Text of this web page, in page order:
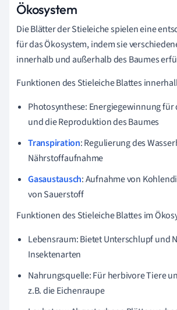
Ökosystem
Die Blätter der Stieleiche spielen eine
für das Ökosystem, indem sie
innerhalb und außerhalb des Baumes
Funktionen des Stieleiche Blattes
Photosynthese: Energiegewinnung für
und die Reproduktion des Baumes
Transpiration: Regulierung des
Nährstoffaufnahme
Gasaustausch: Aufnahme von
von Sauerstoff
Funktionen des Stieleiche Blattes im
Lebensraum: Bietet Unterschlupf und
Insektenarten
Nahrungsquelle: Für herbivore Tiere
z.B. die Eichenraupe